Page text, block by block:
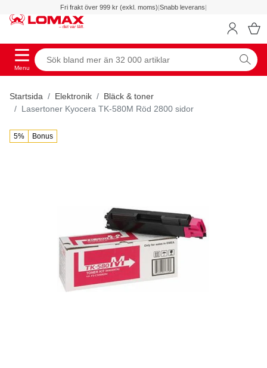
Fri frakt över 999 kr (exkl. moms)|Snabb leverans|
Menu
Startsida Elektronik
Bläck & toner
Lasertoner Kyocera TK-580M Röd 2800 sidor
5% Bonus